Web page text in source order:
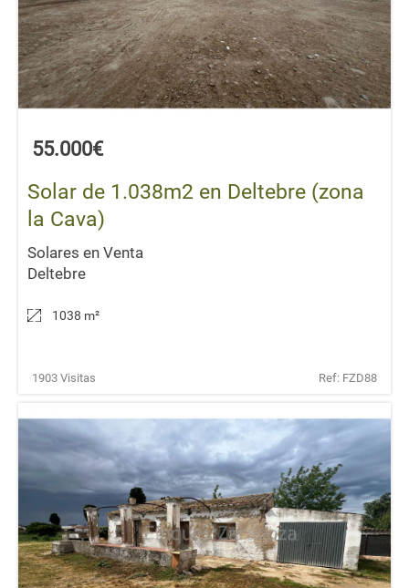
55.000€
Solar de 1.038m2 en Deltebre (zona
la Cava)
Solares en Venta
Deltebre
1038 m²
1903 Visitas Ref: FZD88